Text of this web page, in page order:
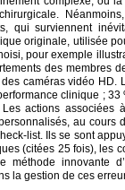
qui surviennent
originale, utilisée
pour exemple
des membres
caméras vidéo HD.
clinique ;
actions
au
list. Ils se sont
(citées 25 fois), les
méthode innovante
la gestion de ces